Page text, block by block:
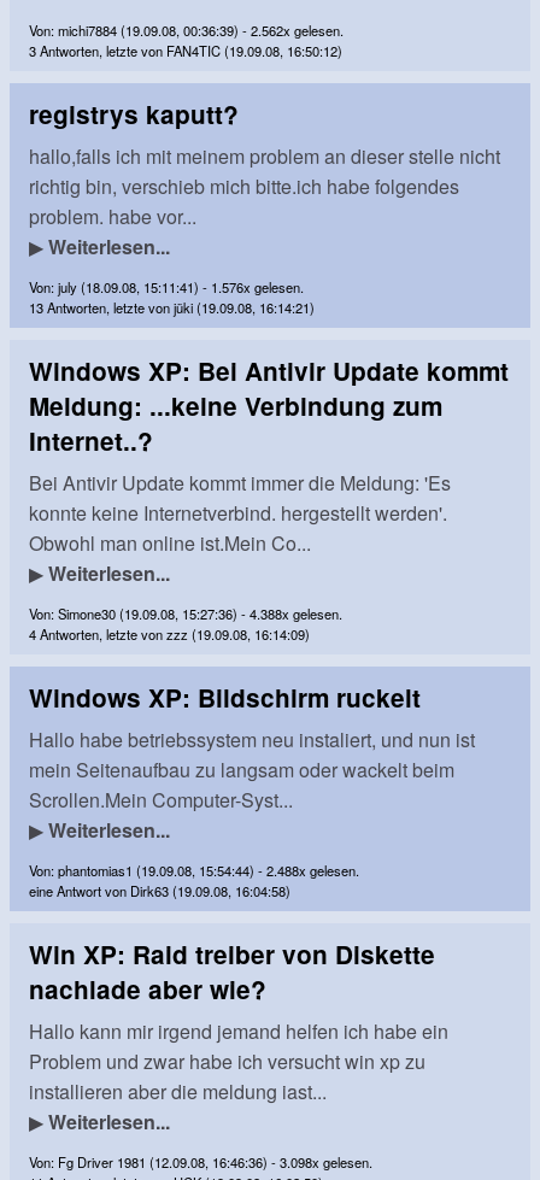
Von: michi7884 (19.09.08, 00:36:39) - 2.562x gelesen.
3 Antworten, letzte von FAN4TIC (19.09.08, 16:50:12)
registrys kaputt?
hallo,falls ich mit meinem problem an dieser stelle nicht
richtig bin, verschieb mich bitte.ich habe folgendes
problem. habe vor...
▶Weiterlesen...
Von: july (18.09.08, 15:11:41) - 1.576x gelesen.
13 Antworten, letzte von jüki (19.09.08, 16:14:21)
Windows XP: Bei Antivir Update kommt
Meldung: ...keine Verbindung zum
Internet..?
Bei Antivir Update kommt immer die Meldung: 'Es
konnte keine Internetverbind. hergestellt werden'.
Obwohl man online ist.Mein Co...
▶Weiterlesen...
Von: Simone30 (19.09.08, 15:27:36) - 4.388x gelesen.
4 Antworten, letzte von zzz (19.09.08, 16:14:09)
Windows XP: Bildschirm ruckelt
Hallo habe betriebssystem neu instaliert, und nun ist
mein Seitenaufbau zu langsam oder wackelt beim
Scrollen.Mein Computer-Syst...
▶Weiterlesen...
Von: phantomias1 (19.09.08, 15:54:44) - 2.488x gelesen.
eine Antwort von Dirk63 (19.09.08, 16:04:58)
Win XP: Raid treiber von Diskette
nachlade aber wie?
Hallo kann mir irgend jemand helfen ich habe ein
Problem und zwar habe ich versucht win xp zu
installieren aber die meldung iast...
▶Weiterlesen...
Von: Fg Driver 1981 (12.09.08, 16:46:36) - 3.098x gelesen.